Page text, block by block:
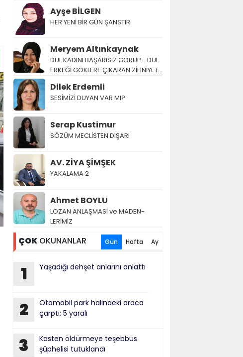
Ayşe BİLGEN
HER YENİ BİR GÜN ŞANSTIR
Meryem Altınkaynak
DUL KADINI BAŞARISIZ GÖRÜP… DUL
ERKEĞİ GÖKLERE ÇIKARAN ZİHNİYET…
Dilek Erdemli
SESİMİZİ DUYAN VAR MI?
Serap Kustimur
SÖZÜM MECLİSTEN DIŞARI
AV. ZİYA ŞİMŞEK
YAKALAMA 2
Ahmet BOYLU
LOZAN AN­LAŞ­MA­SI ve MA­DEN­
LERİMİZ
ÇOK OKUNANLAR Gün Hafta Ay
1 Yaşadığı dehşet anlarını anlattı
2
Otomobil park halindeki araca
çarptı: 5 yaralı
3
Kasten öldürmeye teşebbüs
şüphelisi tutuklandı